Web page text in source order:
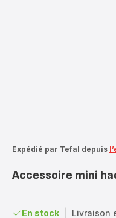
Expédié par Tefal depuis
Accessoire mini
En stock Livraison